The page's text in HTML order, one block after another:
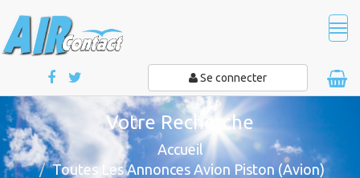
Se connecter
Votre Recherche
Accueil
Toutes Les Annonces Avion Piston (Avion)